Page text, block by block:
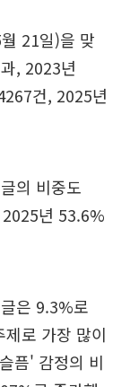
21일)을 맞
, 2023년
건, 2025년
의 비중도
년 53.6%
은 9.3%로
로 가장 많이
픔' 감정의 비